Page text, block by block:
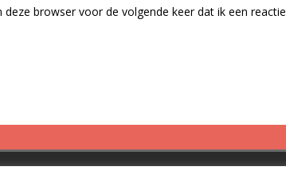
browser voor de volgende keer dat ik een reactie